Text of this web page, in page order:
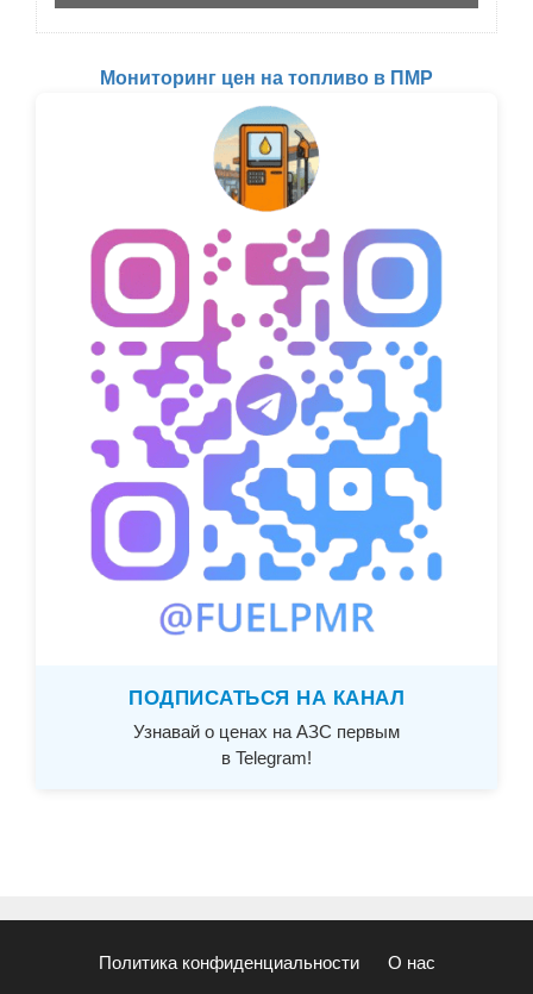
Мониторинг цен на топливо в ПМР
ПОДПИСАТЬСЯ НА КАНАЛ
Узнавай о ценах на АЗС первым
в Telegram!
Политика конфиденциальности О нас